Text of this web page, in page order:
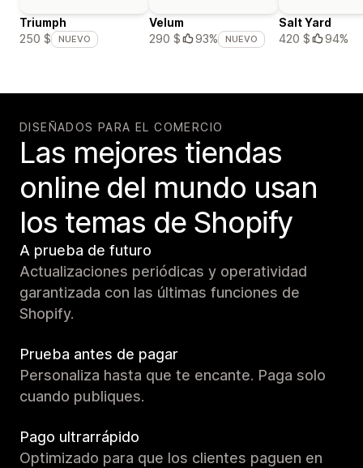
Triumph
250 $
NUEVO
Velum
290 $
93% NUEVO
Salt Yard
420 $
94%
DISEÑADOS PARA EL COMERCIO
Las mejores tiendas
online del mundo usan
los temas de Shopify
A prueba de futuro
Actualizaciones periódicas y operatividad
garantizada con las últimas funciones de
Shopify.
Prueba antes de pagar
Personaliza hasta que te encante. Paga solo
cuando publiques.
Pago ultrarrápido
Optimizado para que los clientes paguen en